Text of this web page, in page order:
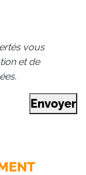
vous
et de
Envoyer